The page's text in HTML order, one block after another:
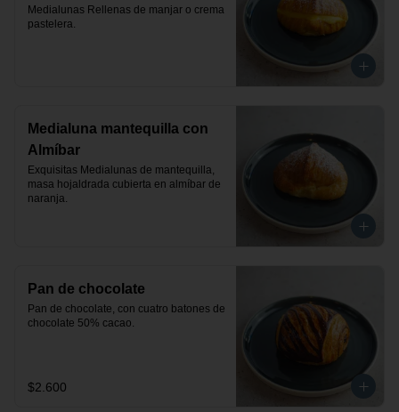
Medialunas Rellenas de manjar o crema
pastelera.
Medialuna mantequilla con
Almíbar
Exquisitas Medialunas de mantequilla,
masa hojaldrada cubierta en almíbar de
naranja.
Pan de chocolate
Pan de chocolate, con cuatro batones de
chocolate 50% cacao.
$2.600